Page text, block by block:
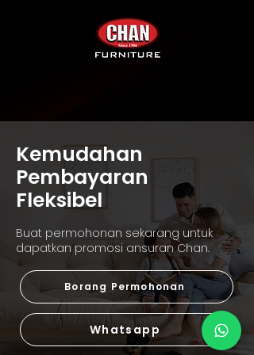
Kemudahan
Pembayaran
Fleksibel
Buat permohonan sekarang untuk
dapatkan promosi ansuran Chan.
Borang Permohonan
Whatsapp